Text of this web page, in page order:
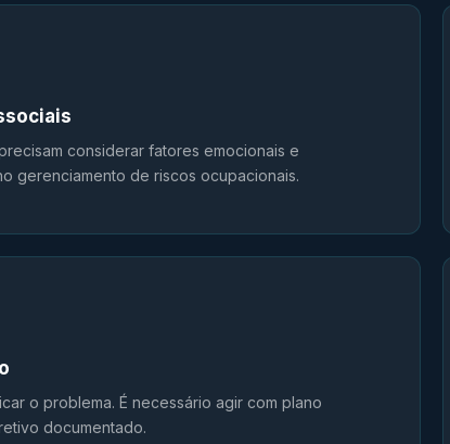
considerar fatores emocionais e
gerenciamento de riscos ocupacionais.
o problema. É necessário agir com plano
documentado.